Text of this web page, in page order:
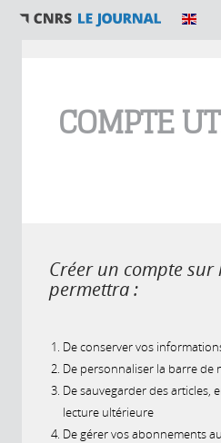
COMPTE
Créer un compte sur
permettra :
De conserver vos
De personnaliser la barre de
De sauvegarder des articles,
lecture ultérieure
De gérer vos abonnements